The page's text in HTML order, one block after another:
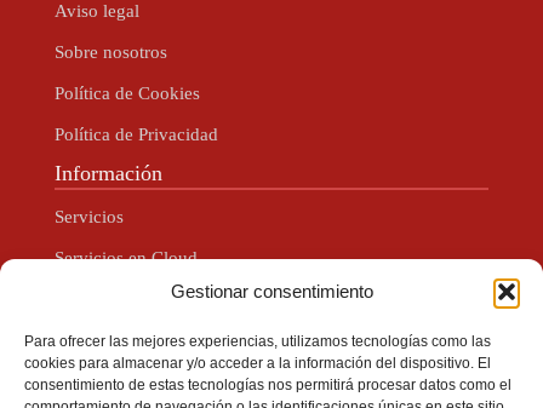
Gestionar consentimiento
Para ofrecer las mejores experiencias, utilizamos tecnologías como las
cookies para almacenar y/o acceder a la información del dispositivo. El
consentimiento de estas tecnologías nos permitirá procesar datos como el
Aviso legal
Sobre nosotros
Política de Cookies
Política de Privacidad
Información
Servicios
Servicios en Cloud
Servicios para Redes
Servicios Centralita Virtual
Servicios HSNM